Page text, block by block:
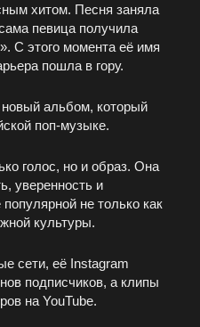
хитом. Песня заняла
певица получила
С этого момента её имя
пошла в гору.
новый альбом, который
поп-музыке.
голос, но и образ. Она
уверенность и
не только как
культуры.
сети, её Instagram
подписчиков, а клипы
на YouTube.